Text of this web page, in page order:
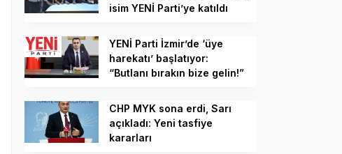
isim YENİ Parti’ye katıldı
YENİ Parti İzmir’de ‘üye
harekatı’ başlatıyor:
“Butlanı bırakın bize gelin!”
CHP MYK sona erdi, Sarı
açıkladı: Yeni tasfiye
kararları